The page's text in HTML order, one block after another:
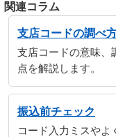
関連コラム
支店コードの調べ
支店コードの意味、
点を解説します。
振込前チェック
コード入力ミスやよ